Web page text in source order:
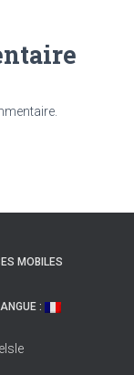
MOBILES
: